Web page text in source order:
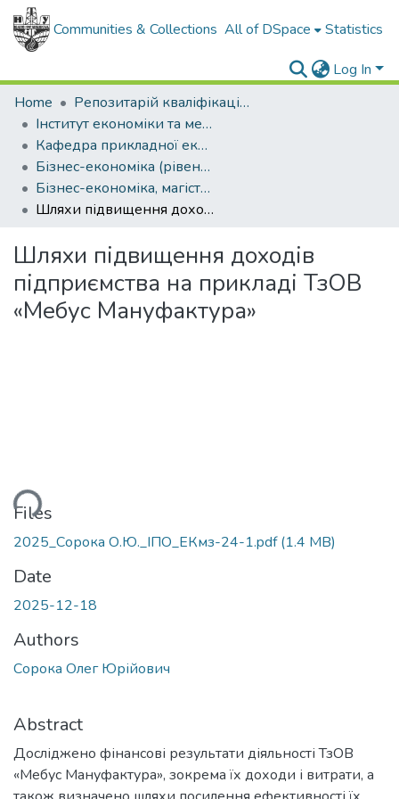
Communities & Collections All of DSpace Statistics
Log In
Home
Репозитарій кваліфікаційних робіт здобувачів вищої освіти
Інститут економіки та менеджменту
Кафедра прикладної економіки
Бізнес-економіка (рівень магістр)
Бізнес-економіка, магістр, 2025
Шляхи підвищення доходів підприємства на прикладі ТзОВ «Мебус Мануфактура»
Шляхи підвищення доходів
підприємства на прикладі ТзОВ
«Мебус Мануфактура»
Files
2025_Сорока О.Ю._ІПО_ЕКмз-24-1.pdf(1.4 MB)
Date
2025-12-18
Authors
Сорока Олег Юрійович
Abstract
Досліджено фінансові результати діяльності ТзОВ
«Мебус Мануфактура», зокрема їх доходи і витрати, а